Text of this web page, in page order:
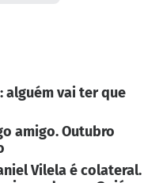
alguém vai ter que
amigo. Outubro
Vilela é colateral.